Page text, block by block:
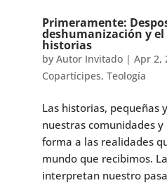
Primeramente:
deshumanización y el
historias
by Autor Invitado| Apr 2,
Copartícipes, Teología
Las historias, pequeñas
nuestras comunidades
forma a las realidades
mundo que recibimos.
interpretan nuestro